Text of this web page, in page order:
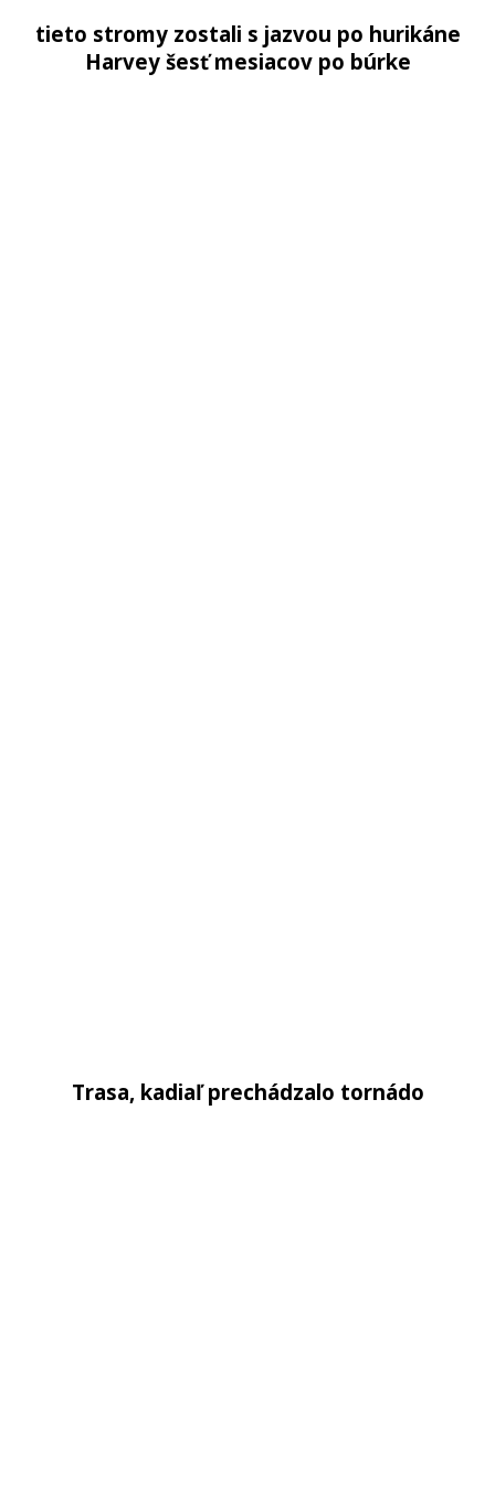
tieto stromy zostali s jazvou po hurikáne
Harvey šesť mesiacov po búrke
Trasa, kadiaľ prechádzalo tornádo